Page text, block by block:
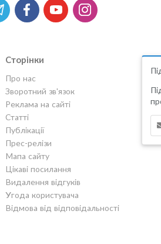
Сторінки
Про нас
Зворотний зв'язок
Реклама на сайті
Статті
Публікації
Прес-релізи
Мапа сайту
Цікаві посилання
Видалення відгуків
Угода користувача
Відмова від відповідальності